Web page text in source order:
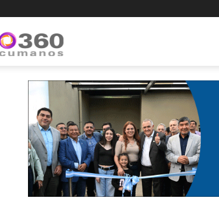
Diario
360